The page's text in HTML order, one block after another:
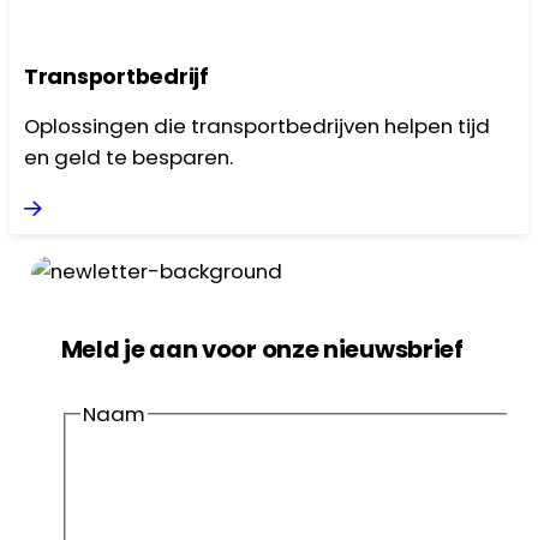
Transportbedrijf
Oplossingen die transportbedrijven helpen tijd
en geld te besparen.
Meld je aan voor onze nieuwsbrief
Naam